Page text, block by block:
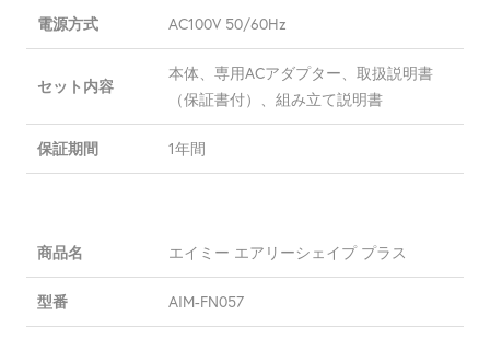
電源方式 AC100V 50/60Hz
セット内容
本体、専用ACアダプター、取扱説明書
（保証書付）、組み立て説明書
保証期間 1年間
商品名 エイミー エアリーシェイプ プラス
型番 AIM-FN057